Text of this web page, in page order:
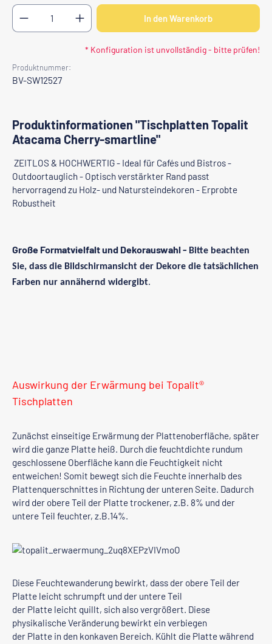
Produkt Anzahl: Gib den gewünschten Wert ein
In den Warenkorb
* Konfiguration ist unvollständig - bitte prüfen!
Produktnummer:
BV-SW12527
Produktinformationen "Tischplatten Topalit
Atacama Cherry-smartline"
ZEITLOS & HOCHWERTIG - Ideal für Cafés und Bistros -
Outdoortauglich - Optisch verstärkter Rand passt
hervorragend zu Holz- und Natursteindekoren - Erprobte
Robustheit
Große Formatvielfalt und Dekorauswahl - Bitte beachten
Sie, dass die Bildschirmansicht der Dekore die tatsächlichen
Farben nur annähernd widergibt.
Auswirkung der Erwärmung bei Topalit®
Tischplatten
Zunächst einseitige Erwärmung der Plattenoberfläche, später
wird die ganze Platte heiß. Durch die feuchtdichte rundum
geschlossene Oberfläche kann die Feuchtigkeit nicht
entweichen! Somit bewegt sich die Feuchte innerhalb des
Plattenquerschnittes in Richtung der unteren Seite. Dadurch
wird der obere Teil der Platte trockener, z.B. 8% und der
untere Teil feuchter, z.B.14%.
Diese Feuchtewanderung bewirkt, dass der obere Teil der
Platte leicht schrumpft und der untere Teil
der Platte leicht quillt, sich also vergrößert. Diese
physikalische Veränderung bewirkt ein verbiegen
der Platte in den konkaven Bereich. Kühlt die Platte während